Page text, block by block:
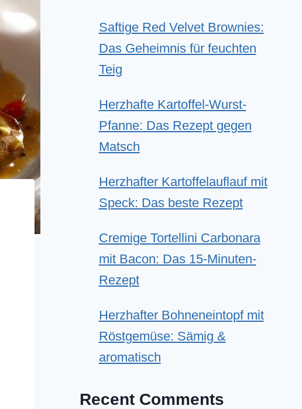
Saftige Red Velvet Brownies:
Das Geheimnis für feuchten
Teig
Herzhafte Kartoffel-Wurst-
Pfanne: Das Rezept gegen
Matsch
Herzhafter Kartoffelauflauf mit
Speck: Das beste Rezept
Cremige Tortellini Carbonara
mit Bacon: Das 15-Minuten-
Rezept
Herzhafter Bohneneintopf mit
Röstgemüse: Sämig &
aromatisch
Recent Comments